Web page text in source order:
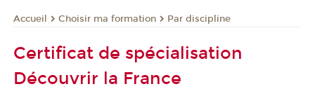
Accueil Choisir ma formation Par discipline
Certificat de spécialisation
Découvrir la France